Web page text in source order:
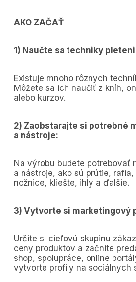
AKO ZAČAŤ
1) Naučte sa techniky
Existuje mnoho rôznych
Môžete sa ich naučiť z kníh,
alebo kurzov.
2) Zaobstarajte si potrebné
a nástroje:
Na výrobu budete potrebovať
a nástroje, ako sú prútie,
nožnice, kliešte, ihly a ďalšie.
3) Vytvorte si marketingový
Určite si cieľovú skupinu
ceny produktov a začnite
shop, spolupráce, online
vytvorte profily na sociálnych